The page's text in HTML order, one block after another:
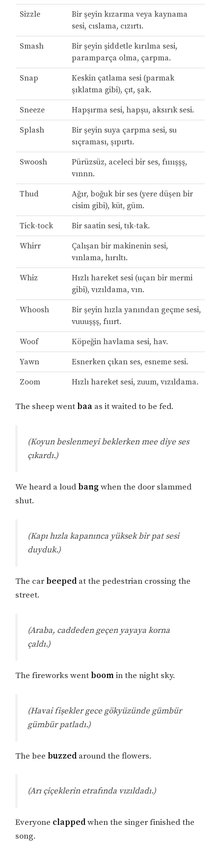
Sizzle
Bir şeyin kızarma veya kaynama
sesi, cıslama, cızırtı.
Smash
Bir şeyin şiddetle kırılma sesi,
paramparça olma, çarpma.
Snap
Keskin çatlama sesi (parmak
şıklatma gibi), çıt, şak.
Sneeze Hapşırma sesi, hapşu, aksırık sesi.
Splash
Bir şeyin suya çarpma sesi, su
sıçraması, şıpırtı.
Swoosh
Pürüzsüz, aceleci bir ses, fıııışşş,
vınnn.
Thud
Ağır, boğuk bir ses (yere düşen bir
cisim gibi), küt, güm.
Tick-tock Bir saatin sesi, tık-tak.
Whirr
Çalışan bir makinenin sesi,
vınlama, hırıltı.
Whiz
Hızlı hareket sesi (uçan bir mermi
gibi), vızıldama, vın.
Whoosh
Bir şeyin hızla yanından geçme sesi,
vuuuşşş, fııırt.
Woof Köpeğin havlama sesi, hav.
Yawn Esnerken çıkan ses, esneme sesi.
Zoom Hızlı hareket sesi, zuum, vızıldama.
The sheep wentbaa as it waited to be fed.
(Koyun beslenmeyi beklerken mee diye ses
çıkardı.)
We heard a loudbangwhen the door slammed
shut.
(Kapı hızla kapanınca yüksek bir pat sesi
duyduk.)
The carbeeped at the pedestrian crossing the
street.
(Araba, caddeden geçen yayaya korna
çaldı.)
The fireworks wentboomin the night sky.
(Havai fişekler gece gökyüzünde gümbür
gümbür patladı.)
The beebuzzed around the flowers.
(Arı çiçeklerin etrafında vızıldadı.)
Everyone clappedwhen the singer finished the
song.